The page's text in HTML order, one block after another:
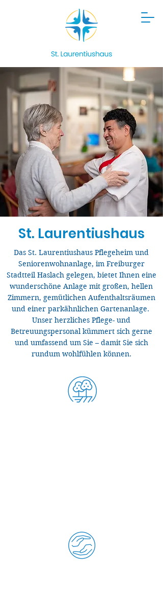
St. Laurentiushaus
Das St. Laurentiushaus Pflegeheim und
Seniorenwohnanlage, im Freiburger
Stadtteil Haslach gelegen, bietet Ihnen eine
wunderschöne Anlage mit großen, hellen
Zimmern, gemütlichen Aufenthaltsräumen
und einer parkähnlichen Gartenanlage.
Unser herzliches Pflege- und
Betreuungspersonal kümmert sich gerne
und umfassend um Sie – damit Sie sich
rundum wohlfühlen können.